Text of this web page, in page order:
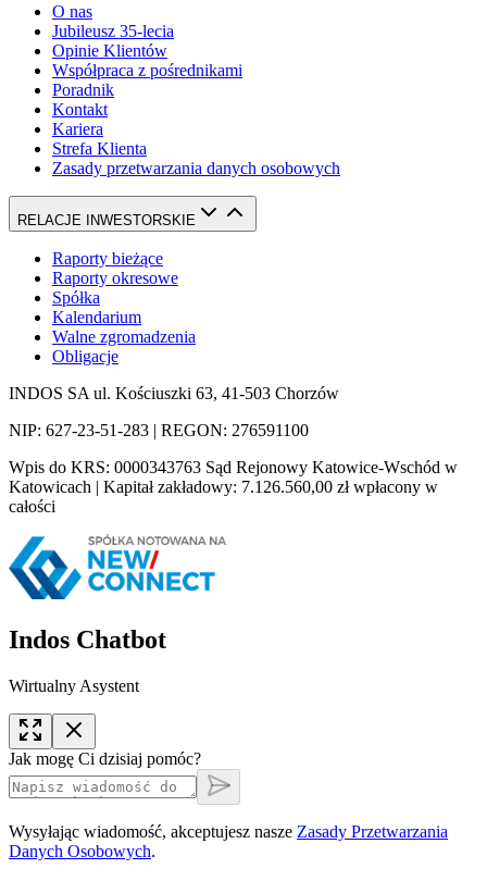
O nas
Jubileusz 35-lecia
Opinie Klientów
Współpraca z pośrednikami
Poradnik
Kontakt
Kariera
Strefa Klienta
Zasady przetwarzania danych osobowych
RELACJE INWESTORSKIE
Raporty bieżące
Raporty okresowe
Spółka
Kalendarium
Walne zgromadzenia
Obligacje
INDOS SA ul. Kościuszki 63, 41-503 Chorzów
NIP: 627-23-51-283 | REGON: 276591100
Wpis do KRS: 0000343763 Sąd Rejonowy Katowice-Wschód w
Katowicach | Kapitał zakładowy: 7.126.560,00 zł wpłacony w
całości
Indos Chatbot
Wirtualny Asystent
Jak mogę Ci dzisiaj pomóc?
Wysyłając wiadomość, akceptujesz nasze Zasady Przetwarzania
Danych Osobowych.